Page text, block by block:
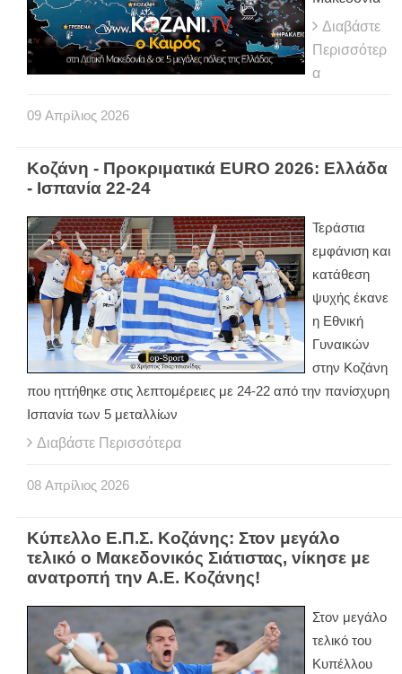
Διαβάστε
Περισσότερ
α
09 Απρίλιος 2026
Κοζάνη - Προκριματικά EURO 2026: Ελλάδα
- Ισπανία 22-24
Τεράστια
εμφάνιση και
κατάθεση
ψυχής έκανε
η Εθνική
Γυναικών
στην Κοζάνη
που ηττήθηκε στις λεπτομέρειες με 24-22 από την πανίσχυρη
Ισπανία των 5 μεταλλίων
Διαβάστε Περισσότερα
08 Απρίλιος 2026
Κύπελλο Ε.Π.Σ. Κοζάνης: Στον μεγάλο
τελικό ο Μακεδονικός Σιάτιστας, νίκησε με
ανατροπή την Α.Ε. Κοζάνης!
Στον μεγάλο
τελικό του
Κυπέλλου